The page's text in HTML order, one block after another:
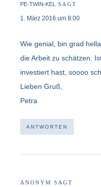
PE-TWIN-KEL SAGT
1. März 2016 um 8:00
Wie genial, bin grad
die Arbeit zu schätzen.
investiert hast, soooo
Lieben Gruß,
Petra
ANTWORTEN
ANONYM SAGT